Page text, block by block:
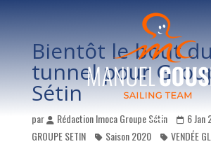
Bientôt le bout
tunnel pour
Sétin
par Rédaction Imoca Groupe Sétin 6 Jan
GROUPE SETIN
Saison 2020 VENDÉE